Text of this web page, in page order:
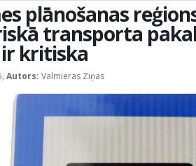
plānošanas
transporta
kritiska
Autors: Valmieras Ziņas